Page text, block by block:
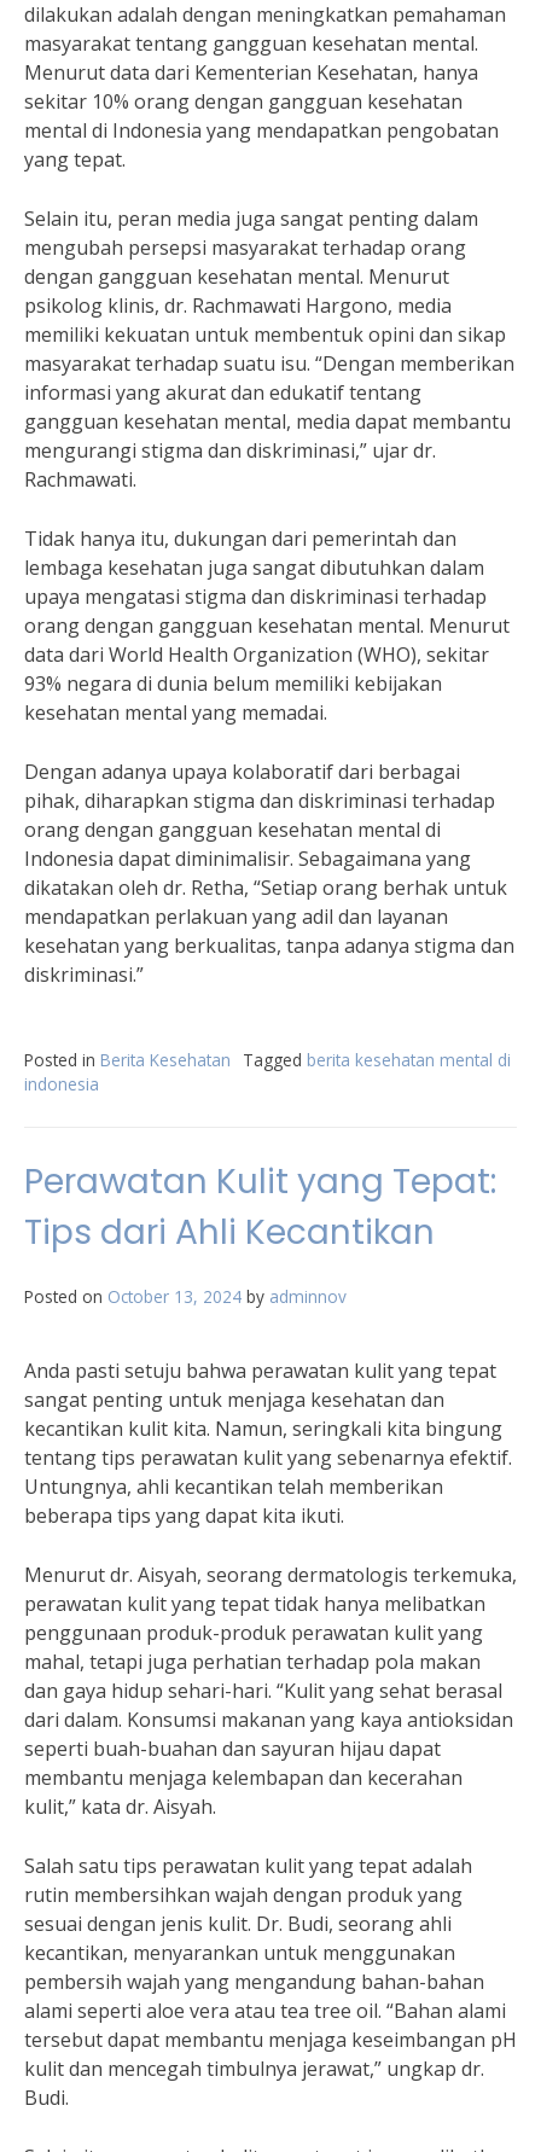
dilakukan adalah dengan meningkatkan pemahaman
masyarakat tentang gangguan kesehatan mental.
Menurut data dari Kementerian Kesehatan, hanya
sekitar 10% orang dengan gangguan kesehatan
mental di Indonesia yang mendapatkan pengobatan
yang tepat.
Selain itu, peran media juga sangat penting dalam
mengubah persepsi masyarakat terhadap orang
dengan gangguan kesehatan mental. Menurut
psikolog klinis, dr. Rachmawati Hargono, media
memiliki kekuatan untuk membentuk opini dan sikap
masyarakat terhadap suatu isu. “Dengan memberikan
informasi yang akurat dan edukatif tentang
gangguan kesehatan mental, media dapat membantu
mengurangi stigma dan diskriminasi,” ujar dr.
Rachmawati.
Tidak hanya itu, dukungan dari pemerintah dan
lembaga kesehatan juga sangat dibutuhkan dalam
upaya mengatasi stigma dan diskriminasi terhadap
orang dengan gangguan kesehatan mental. Menurut
data dari World Health Organization (WHO), sekitar
93% negara di dunia belum memiliki kebijakan
kesehatan mental yang memadai.
Dengan adanya upaya kolaboratif dari berbagai
pihak, diharapkan stigma dan diskriminasi terhadap
orang dengan gangguan kesehatan mental di
Indonesia dapat diminimalisir. Sebagaimana yang
dikatakan oleh dr. Retha, “Setiap orang berhak untuk
mendapatkan perlakuan yang adil dan layanan
kesehatan yang berkualitas, tanpa adanya stigma dan
diskriminasi.”
Posted in Berita Kesehatan Tagged berita kesehatan mental di
indonesia
Perawatan Kulit yang Tepat:
Tips dari Ahli Kecantikan
Posted on October 13, 2024 by adminnov
Anda pasti setuju bahwa perawatan kulit yang tepat
sangat penting untuk menjaga kesehatan dan
kecantikan kulit kita. Namun, seringkali kita bingung
tentang tips perawatan kulit yang sebenarnya efektif.
Untungnya, ahli kecantikan telah memberikan
beberapa tips yang dapat kita ikuti.
Menurut dr. Aisyah, seorang dermatologis terkemuka,
perawatan kulit yang tepat tidak hanya melibatkan
penggunaan produk-produk perawatan kulit yang
mahal, tetapi juga perhatian terhadap pola makan
dan gaya hidup sehari-hari. “Kulit yang sehat berasal
dari dalam. Konsumsi makanan yang kaya antioksidan
seperti buah-buahan dan sayuran hijau dapat
membantu menjaga kelembapan dan kecerahan
kulit,” kata dr. Aisyah.
Salah satu tips perawatan kulit yang tepat adalah
rutin membersihkan wajah dengan produk yang
sesuai dengan jenis kulit. Dr. Budi, seorang ahli
kecantikan, menyarankan untuk menggunakan
pembersih wajah yang mengandung bahan-bahan
alami seperti aloe vera atau tea tree oil. “Bahan alami
tersebut dapat membantu menjaga keseimbangan pH
kulit dan mencegah timbulnya jerawat,” ungkap dr.
Budi.